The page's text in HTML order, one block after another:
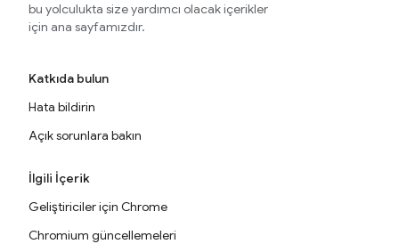
bu yolculukta size yardımcı olacak içerikler
için ana sayfamızdır.
Katkıda bulun
Hata bildirin
Açık sorunlara bakın
İlgili İçerik
Geliştiriciler için Chrome
Chromium güncellemeleri